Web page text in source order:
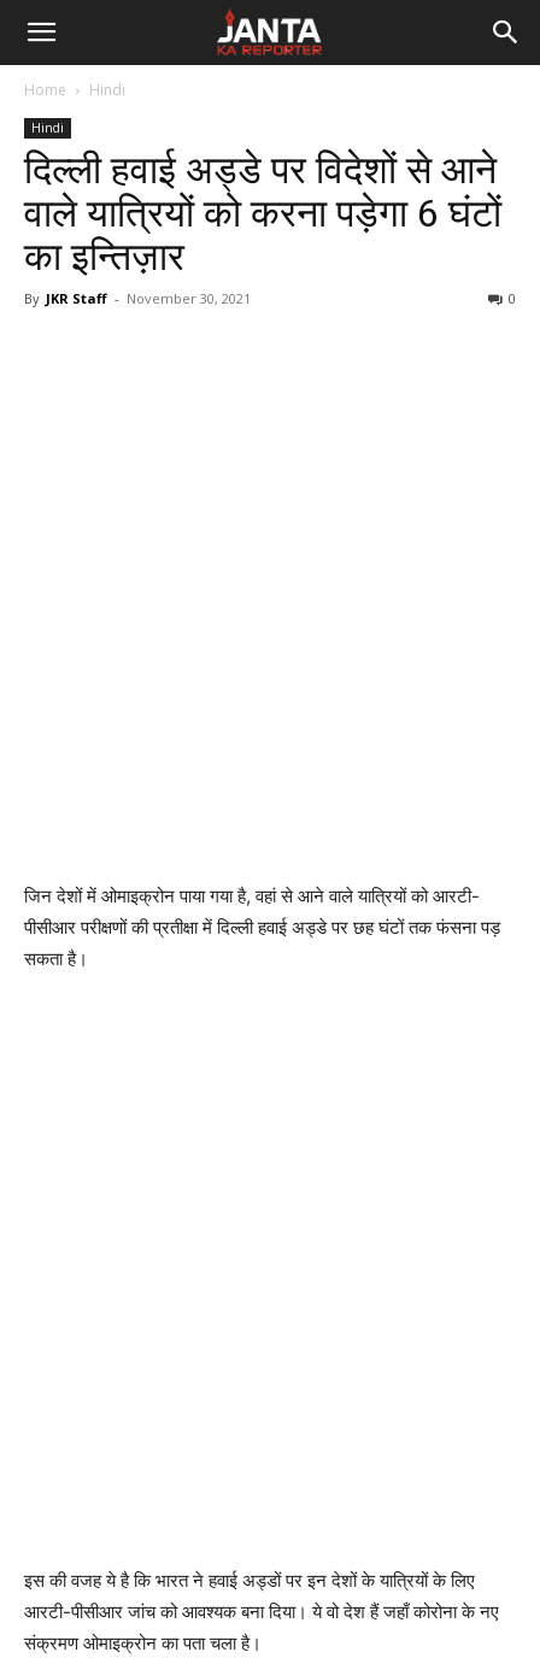
Janta
Reporter
Home Hindi
Hindi
दिल्ली हवाई अड्डे पर विदेशों से आने
वाले यात्रियों को करना पड़ेगा 6 घंटों
का इन्तिज़ार
By JKR Staff - November 30, 2021 0
जिन देशों में ओमाइक्रोन पाया गया है, वहां से आने वाले यात्रियों को आरटी-
पीसीआर परीक्षणों की प्रतीक्षा में दिल्ली हवाई अड्डे पर छह घंटों तक फंसना पड़
सकता है।
इस की वजह ये है कि भारत ने हवाई अड्डों पर इन देशों के यात्रियों के लिए
आरटी-पीसीआर जांच को आवश्यक बना दिया। ये वो देश हैं जहाँ कोरोना के नए
संक्रमण ओमाइक्रोन का पता चला है।